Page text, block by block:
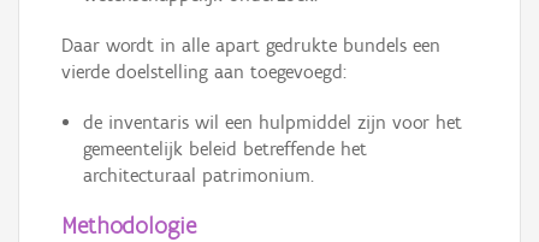
Daar wordt in alle apart gedrukte bundels een
vierde doelstelling aan toegevoegd:
de inventaris wil een hulpmiddel zijn voor het
gemeentelijk beleid betreffende het
architecturaal patrimonium.
Methodologie